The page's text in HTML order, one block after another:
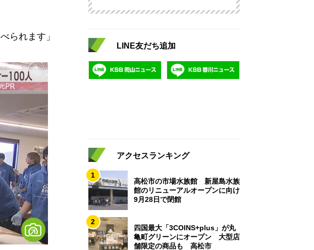
られます」
LINE友だち追加
アクセスランキング
1
高松市の市場水族館 新屋島水族
館のリニューアルオープンに向け
9月28日で閉館
2
四国最大「3COINS+plus」が丸
亀町グリーンにオープン 大型店
舗限定の商品も 高松市